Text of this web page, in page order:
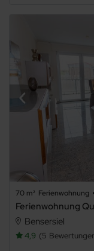
70 m² Ferienwohnung
Ferienwohnung
Bensersiel
4,9 5